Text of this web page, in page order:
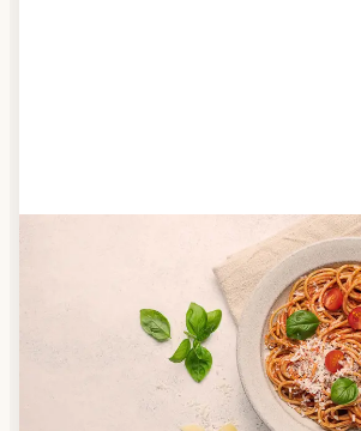
Anbieter finden
Nutzen Sie unsere große Mahlzeiten-
um herauszufinden, welche Anbieter
Region gibt und welcher am besten
Verschaffen Sie sich auch einen